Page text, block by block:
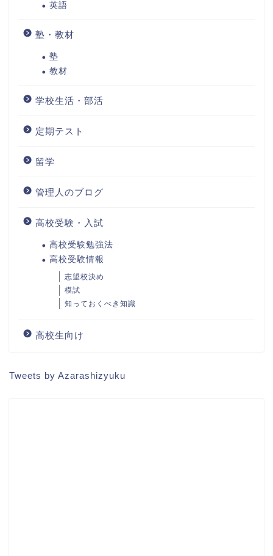
英語
塾・教材
塾
教材
学校生活・部活
定期テスト
留学
管理人のブログ
高校受験・入試
高校受験勉強法
高校受験情報
志望校決め
模試
知っておくべき知識
高校生向け
Tweets by Azarashizyuku